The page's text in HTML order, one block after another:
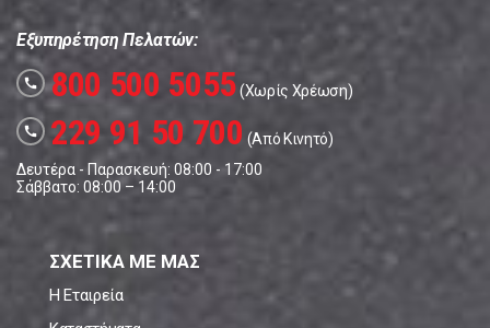
Εξυπηρέτηση Πελατών:
call 800 500 5055(Χωρίς Χρέωση)
call 229 91 50 700 (Από Κινητό)
Δευτέρα - Παρασκευή: 08:00 - 17:00
Σάββατο: 08:00 – 14:00
ΣΧΕΤΙΚΑ ΜΕ ΜΑΣ
Η Εταιρεία